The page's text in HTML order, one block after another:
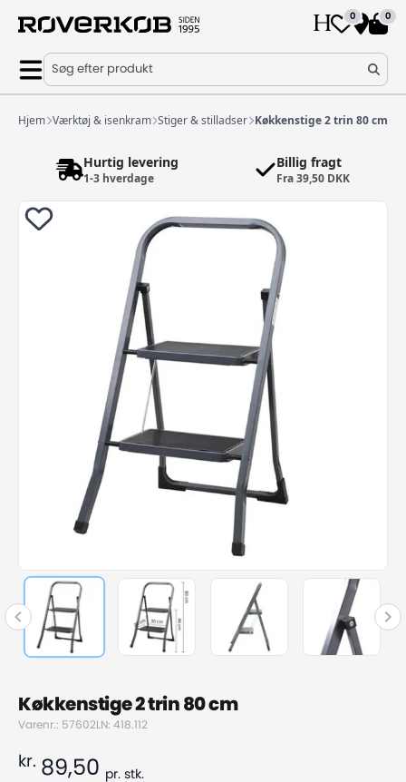
0 0
Søg efter produkt
Hjem Værktøj & isenkram Stiger & stilladser Køkkenstige 2 trin 80 cm
Hurtig levering
1-3 hverdage
Billig fragt
Fra 39,50 DKK
Køkkenstige 2 trin 80 cm
Varenr.: 57602LN: 418.112
kr. 89,50 pr. stk.